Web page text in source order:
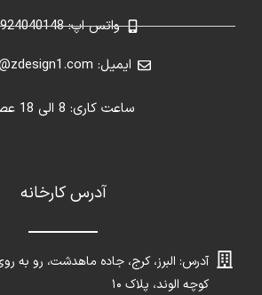
واتس اپ: 09924040148
ایمیل: info@zdesign1.com
ساعت کاری: 8 الی 18 عصر
آدرس کارخانه
آدرس: البرز، کرج، جاده ماهدشت، رو به
کوچه الوند، پلاک ۱۰